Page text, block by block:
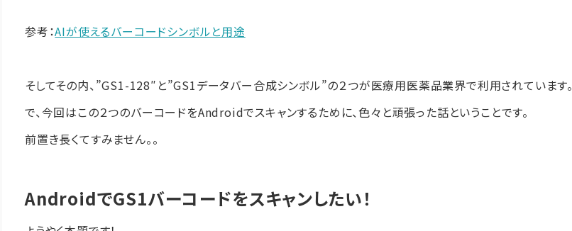
参考：AIが使えるバーコードシンボルと用途
そしてその内、”GS1-128″と”GS1データバー合成シンボル”の２つが医療用医薬品業界で利用されています。
で、今回はこの２つのバーコードをAndroidでスキャンするために、色々と頑張った話ということです。
前置き長くてすみません。。
AndroidでGS1バーコードをスキャンしたい！